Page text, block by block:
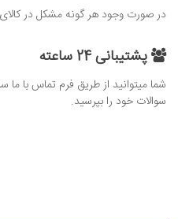
در صورت وجود هر گونه مشکل در کالای
پشتیبانی 24 ساعته
شما میتوانید از طریق فرم تماس با
سوالات خود را بپرسید.